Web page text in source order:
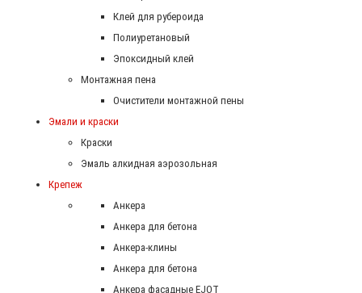
Клей для рубероида
Полиуретановый
Эпоксидный клей
Монтажная пена
Очистители монтажной пены
Эмали и краски
Краски
Эмаль алкидная аэрозольная
Крепеж
Анкера
Анкера для бетона
Анкера-клины
Анкера для бетона
Анкера фасадные EJOT